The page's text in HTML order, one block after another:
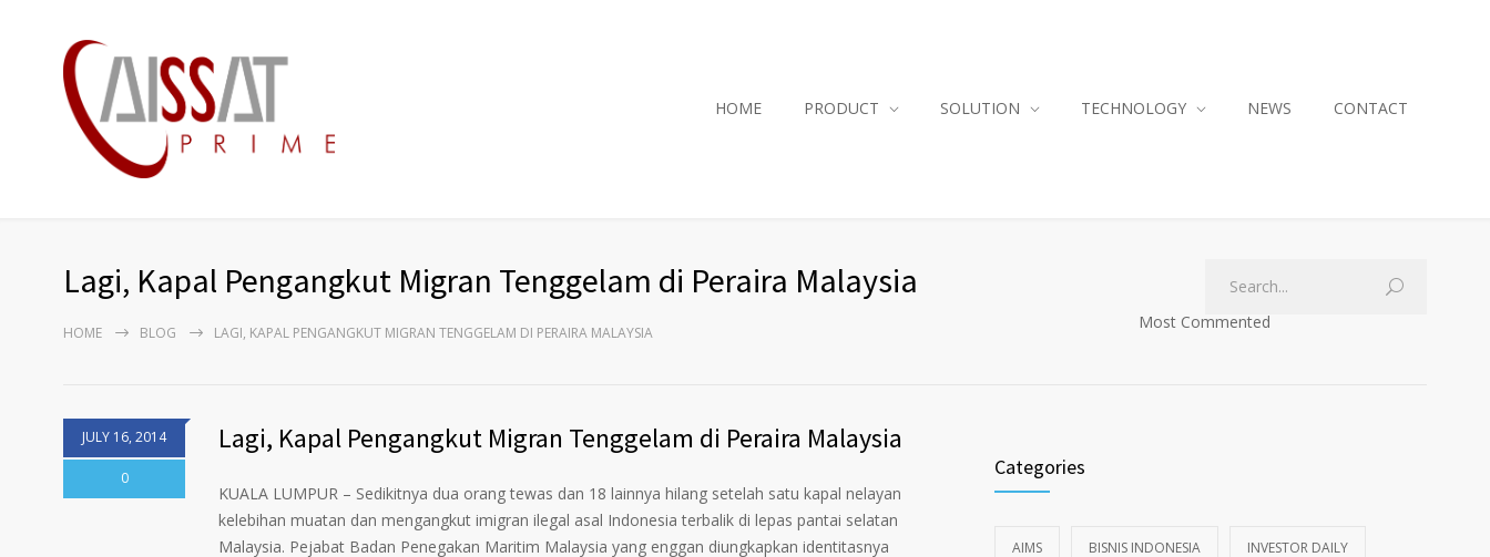
HOME PRODUCT SOLUTION TECHNOLOGY NEWS CONTACT
Lagi, Kapal Pengangkut Migran Tenggelam di Peraira Malaysia
HOME BLOG LAGI, KAPAL PENGANGKUT MIGRAN TENGGELAM DI PERAIRA MALAYSIA
Most Commented
JULY 16, 2014
0
Lagi, Kapal Pengangkut Migran Tenggelam di Peraira Malaysia
KUALA LUMPUR – Sedikitnya dua orang tewas dan 18 lainnya hilang setelah satu kapal nelayan
kelebihan muatan dan mengangkut imigran ilegal asal Indonesia terbalik di lepas pantai selatan
Malaysia. Pejabat Badan Penegakan Maritim Malaysia yang enggan diungkapkan identitasnya
Categories
AIMS BISNIS INDONESIA INVESTOR DAILY